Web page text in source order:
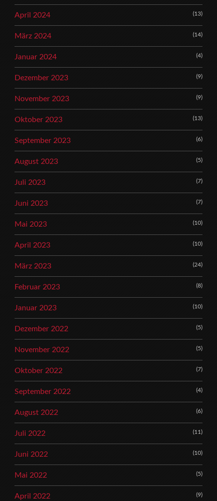
April 2024 (13)
März 2024 (14)
Januar 2024 (4)
Dezember 2023 (9)
November 2023 (9)
Oktober 2023 (13)
September 2023 (6)
August 2023 (5)
Juli 2023 (7)
Juni 2023 (7)
Mai 2023 (10)
April 2023 (10)
März 2023 (24)
Februar 2023 (8)
Januar 2023 (10)
Dezember 2022 (5)
November 2022 (5)
Oktober 2022 (7)
September 2022 (4)
August 2022 (6)
Juli 2022 (11)
Juni 2022 (10)
Mai 2022 (5)
April 2022 (9)